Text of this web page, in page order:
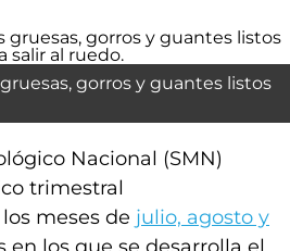
gorros y guantes listos
Nacional (SMN)
trimestral
meses de julio, agosto y